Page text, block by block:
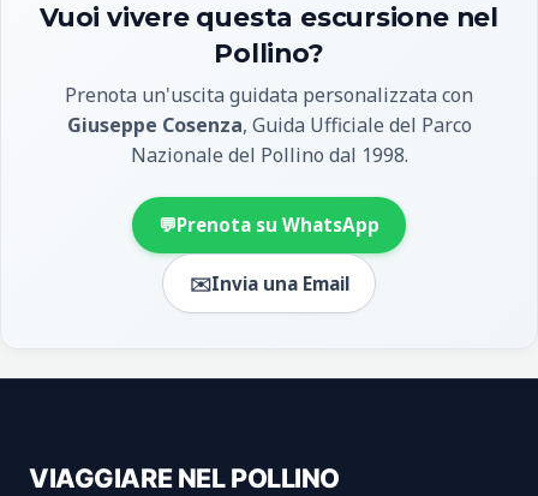
Vuoi vivere questa escursione nel
Pollino?
Prenota un'uscita guidata personalizzata con
Giuseppe Cosenza, Guida Ufficiale del Parco
Nazionale del Pollino dal 1998.
💬Prenota su WhatsApp
✉️Invia una Email
VIAGGIARE NEL POLLINO